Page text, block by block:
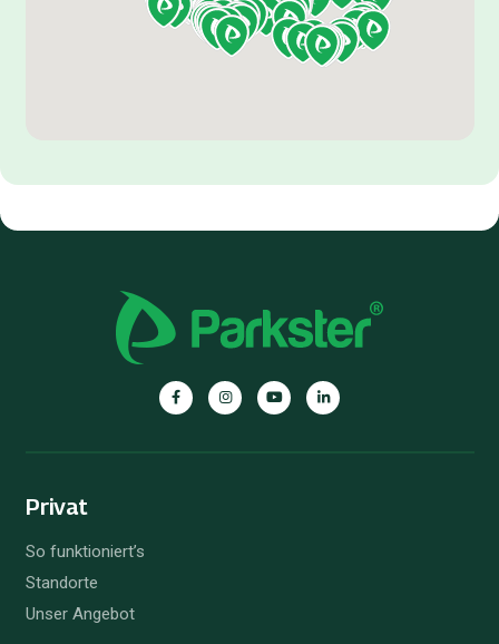
Privat
So funktioniert’s
Standorte
Unser Angebot